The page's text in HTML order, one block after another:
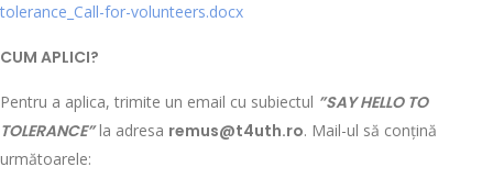
tolerance_Call-for-volunteers.docx
CUM APLICI?
Pentru a aplica, trimite un email cu subiectul ”SAY HELLO TO
TOLERANCE”la adresa remus@t4uth.ro. Mail-ul să conțină
următoarele: